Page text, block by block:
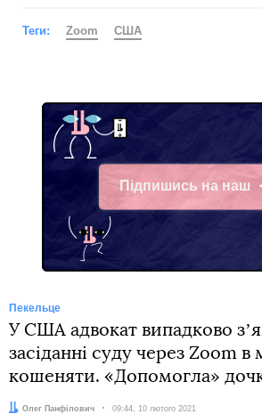
Теги: Zoom США
Підпишись на наш
Telegram
Пекельце
У США адвокат випадково
засіданні суду через Zoom в
кошеняти. «Допомогла»
Автор:
Олег Панфілович Дата:
09:44, 10 лютого 2021